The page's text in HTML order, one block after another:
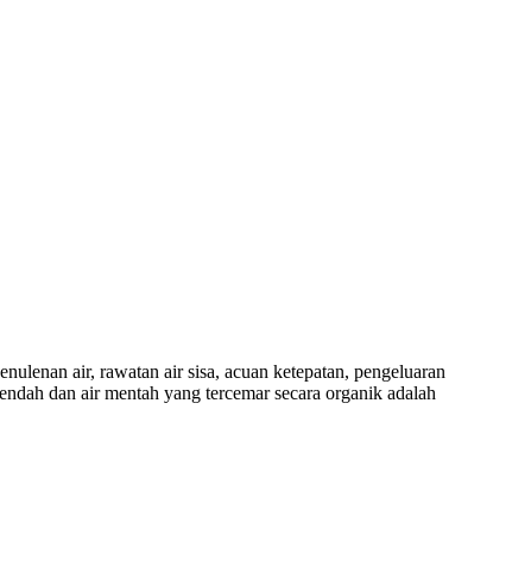
air, rawatan air sisa, acuan ketepatan, pengeluaran
dan air mentah yang tercemar secara organik adalah